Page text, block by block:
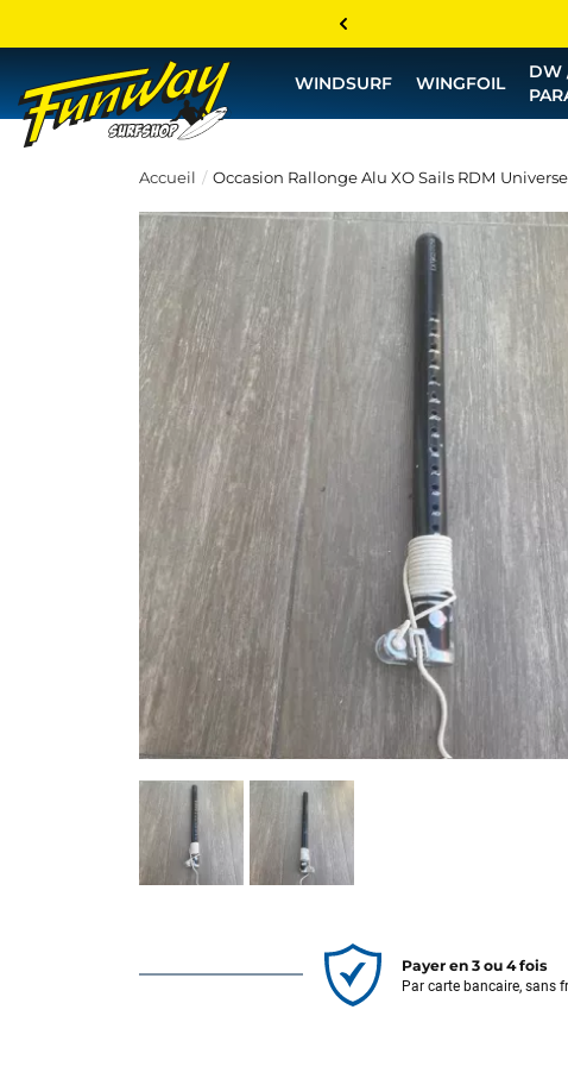
WINDSURF WINGFOIL
DW
Accueil Occasion Rallonge Alu XO Sails RDM
Payer en 3 ou 4 fois
Par carte bancaire, sans